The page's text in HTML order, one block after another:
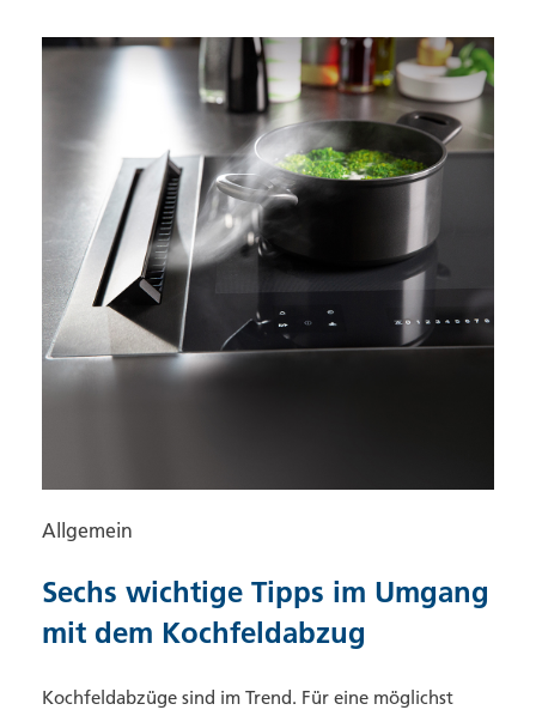
Allgemein
Sechs wichtige Tipps im Umgang
mit dem Kochfeldabzug
Kochfeldabzüge sind im Trend. Für eine möglichst